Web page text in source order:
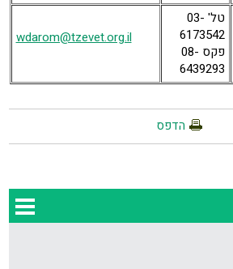
טל' 03-
6173542
פקס 08-
6439293
wdarom@tzevet.org.il
הדפס